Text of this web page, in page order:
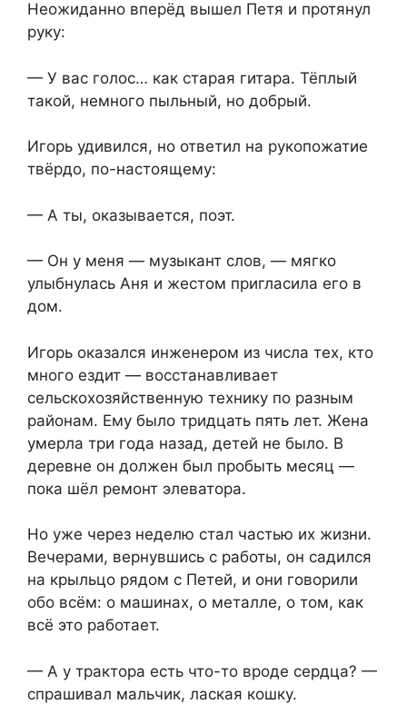
Неожиданно вперёд вышел Петя и протянул
руку:
— У вас голос… как старая гитара. Тёплый
такой, немного пыльный, но добрый.
Игорь удивился, но ответил на рукопожатие
твёрдо, по-настоящему:
— А ты, оказывается, поэт.
— Он у меня — музыкант слов, — мягко
улыбнулась Аня и жестом пригласила его в
дом.
Игорь оказался инженером из числа тех, кто
много ездит — восстанавливает
сельскохозяйственную технику по разным
районам. Ему было тридцать пять лет. Жена
умерла три года назад, детей не было. В
деревне он должен был пробыть месяц —
пока шёл ремонт элеватора.
Но уже через неделю стал частью их жизни.
Вечерами, вернувшись с работы, он садился
на крыльцо рядом с Петей, и они говорили
обо всём: о машинах, о металле, о том, как
всё это работает.
— А у трактора есть что-то вроде сердца? —
спрашивал мальчик, лаская кошку.